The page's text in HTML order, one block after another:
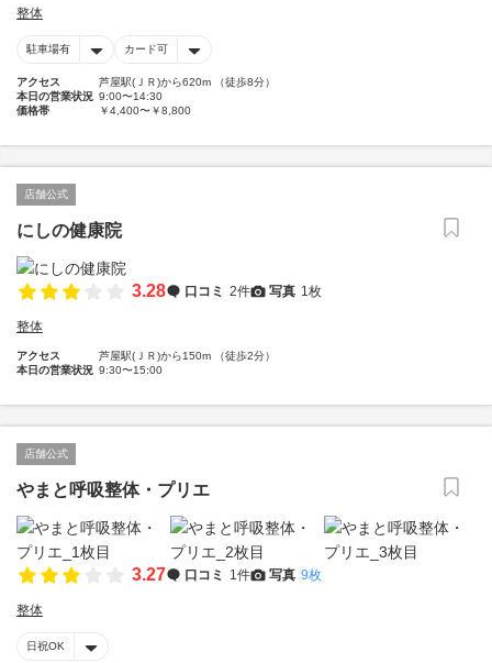
整体
駐車場有 カード可
アクセス
芦屋駅(ＪＲ)から620m （徒歩8分）
本日の営業状況 9:00〜14:30
価格帯
￥4,400〜￥8,800
店舗公式
にしの健康院
3.28 口コミ 2件 写真 1枚
整体
アクセス
芦屋駅(ＪＲ)から150m （徒歩2分）
本日の営業状況 9:30〜15:00
店舗公式
やまと呼吸整体・プリエ
3.27 口コミ 1件 写真 9枚
整体
日祝OK